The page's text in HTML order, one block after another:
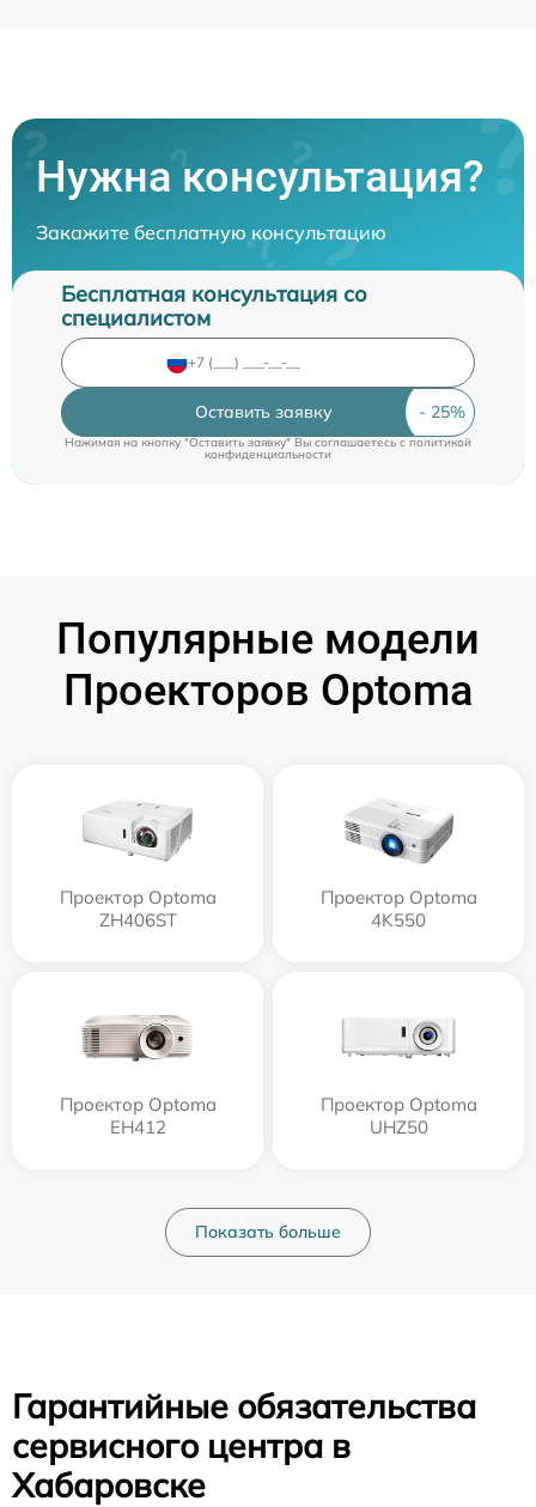
Нужна консультация?
Закажите бесплатную консультацию
Бесплатная консультация со
специалистом
Оставить заявку
Нажимая на кнопку "Оставить заявку" Вы соглашаетесь cполитикой
конфиденциальности
Популярные модели
Проекторов Optoma
Проектор Optoma
ZH406ST
Проектор Optoma
4K550
Проектор Optoma
EH412
Проектор Optoma
UHZ50
Показать больше
Гарантийные обязательства
сервисного центра в
Хабаровске